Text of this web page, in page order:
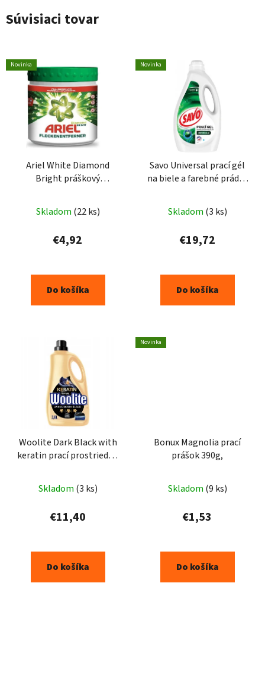
Súvisiaci tovar
Novinka
Ariel White Diamond
Bright práškový
500g
Skladom (22 ks)
€4,92
Do košíka
Novinka
Savo Universal prací gél
na biele a farebné prádlo
Skladom (3 ks)
€19,72
Do košíka
Woolite Dark Black with
keratin prací prostriedok
Skladom (3 ks)
€11,40
Do košíka
Novinka
Bonux Magnolia prací
prášok 390g,
Skladom (9 ks)
€1,53
Do košíka